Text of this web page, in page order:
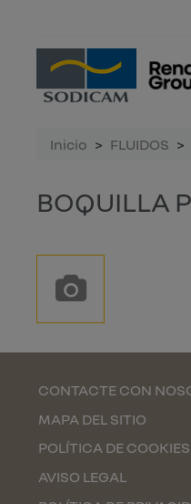
Inicio FLUIDOS
BOQUILLA
CONTACTE CON
MAPA DEL SITIO
POLÍTICA DE COOKIES
AVISO LEGAL